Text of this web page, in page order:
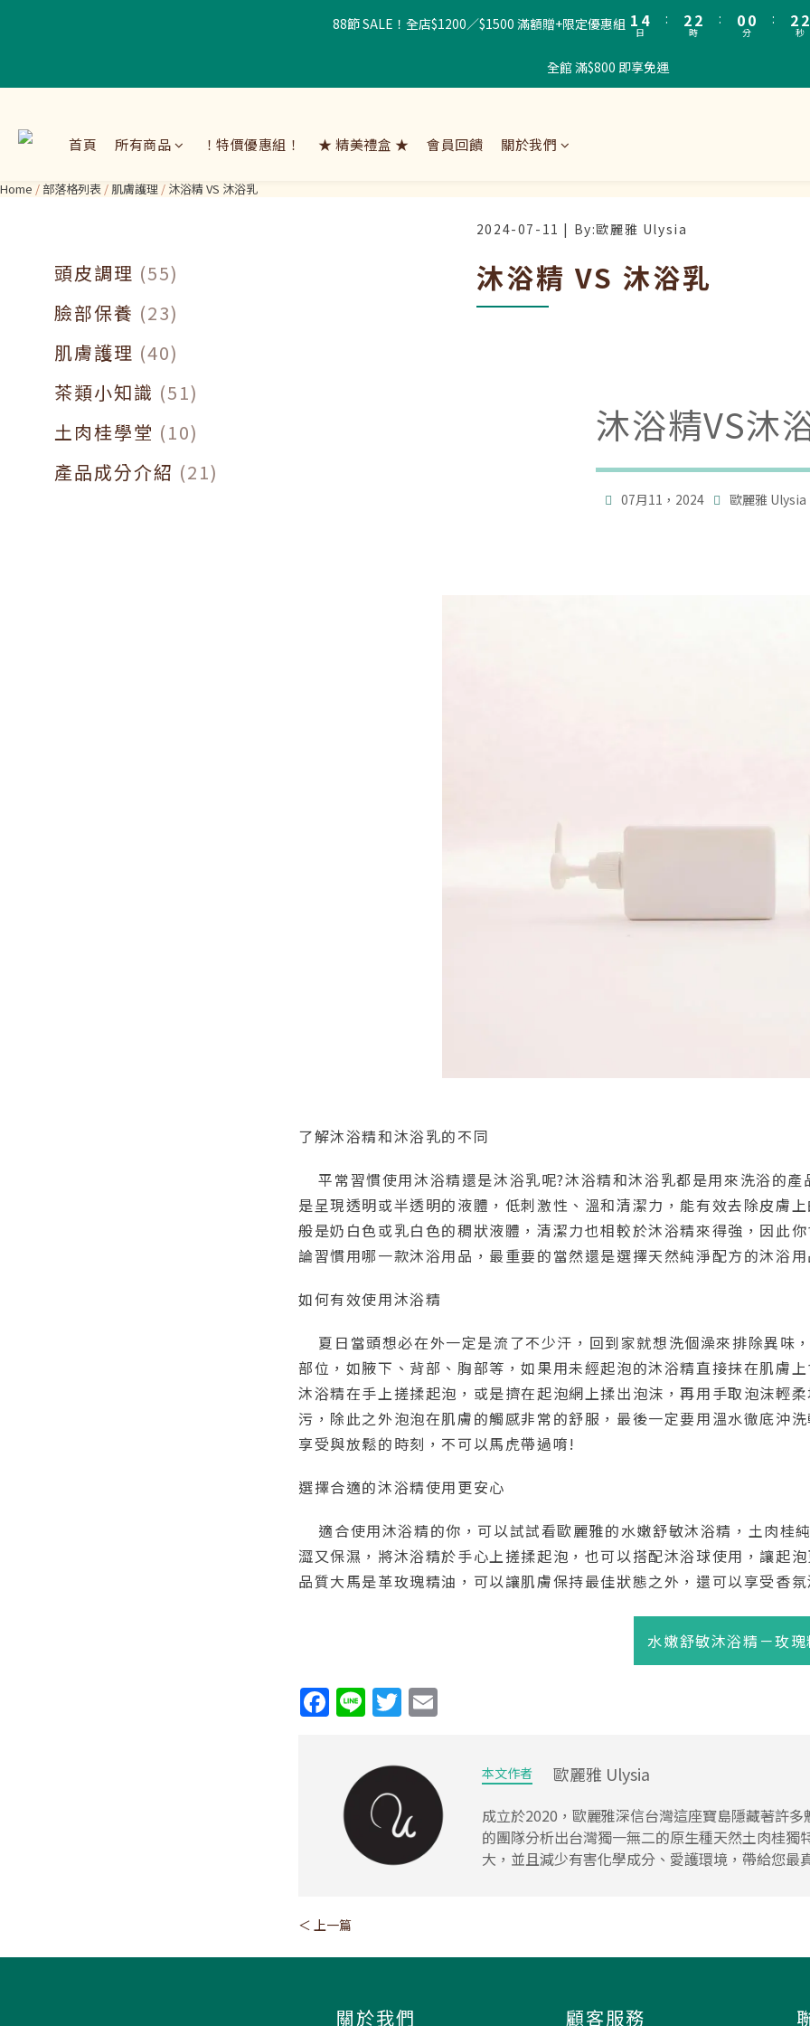
88節 SALE！全店$1200／$1500 滿額贈+限定優惠組 1
0
4
3
2
1
日
:
2
1
2
1
時
:
00
分
:
2
1
1
0
秒
全館 滿$800 即享免運
首頁 所有商品 ！特價優惠組！ ★ 精美禮盒 ★ 會員回饋 關於我們
Home / 部落格列表 / 肌膚護理 / 沐浴精 VS 沐浴乳
沐浴精 VS 沐浴乳
2024-07-11
沐浴精VS沐
 07月11，2024  歐麗雅 Ulysia
了解沐浴精和沐浴乳的不同
平常習慣使用沐浴精還是沐浴乳呢?沐浴精和沐浴乳都是用來洗浴的
是呈現透明或半透明的液體，低刺激性、溫和清潔力，能有效去除皮膚
般是奶白色或乳白色的稠狀液體，清潔力也相較於沐浴精來得強，因此
論習慣用哪一款沐浴用品，最重要的當然還是選擇天然純淨配方的沐浴
如何有效使用沐浴精
夏日當頭想必在外一定是流了不少汗，回到家就想洗個澡來排除異味
部位，如腋下、背部、胸部等，如果用未經起泡的沐浴精直接抹在肌膚
沐浴精在手上搓揉起泡，或是擠在起泡網上揉出泡沫，再用手取泡沫輕
污，除此之外泡泡在肌膚的觸感非常的舒服，最後一定要用溫水徹底沖
享受與放鬆的時刻，不可以馬虎帶過唷!
選擇合適的沐浴精使用更安心
適合使用沐浴精的你，可以試試看歐麗雅的水嫩舒敏沐浴精，土肉桂
澀又保濕，將沐浴精於手心上搓揉起泡，也可以搭配沐浴球使用，讓起
品質大馬是革玫瑰精油，可以讓肌膚保持最佳狀態之外，還可以享受香
水嫩舒敏沐浴精－玫
本文作者 歐麗雅 Ulysia
成立於2020，歐麗雅深信台灣這座寶島隱藏著許
的團隊分析出台灣獨一無二的原生種天然土肉桂
大，並且減少有害化學成分、愛護環境，帶給您最
＜ 上一篇
頭皮調理 (55)
臉部保養 (23)
肌膚護理 (40)
茶類小知識 (51)
土肉桂學堂 (10)
產品成分介紹 (21)
關於我們 顧客服務